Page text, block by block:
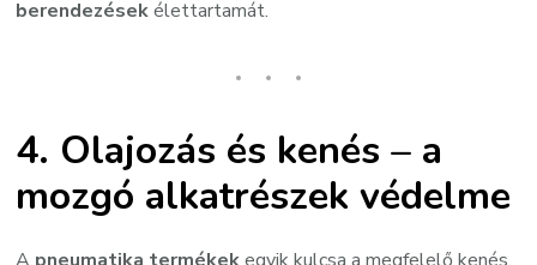
berendezésekélettartamát.
4. Olajozás és kenés – a
mozgó alkatrészek védelme